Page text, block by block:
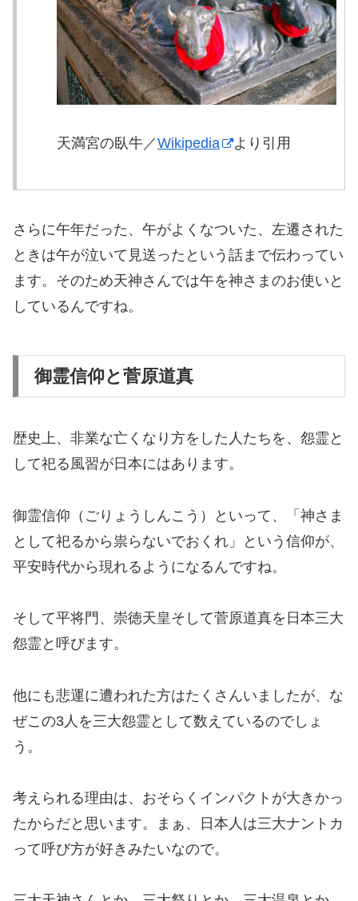
天満宮の臥牛／Wikipedia より引用
さらに午年だった、午がよくなついた、左遷された
ときは午が泣いて見送ったという話まで伝わってい
ます。そのため天神さんでは午を神さまのお使いと
しているんですね。
御霊信仰と菅原道真
歴史上、非業な亡くなり方をした人たちを、怨霊と
して祀る風習が日本にはあります。
御霊信仰（ごりょうしんこう）といって、「神さま
として祀るから祟らないでおくれ」という信仰が、
平安時代から現れるようになるんですね。
そして平将門、崇徳天皇そして菅原道真を日本三大
怨霊と呼びます。
他にも悲運に遭われた方はたくさんいましたが、な
ぜこの3人を三大怨霊として数えているのでしょ
う。
考えられる理由は、おそらくインパクトが大きかっ
たからだと思います。まぁ、日本人は三大ナントカ
って呼び方が好きみたいなので。